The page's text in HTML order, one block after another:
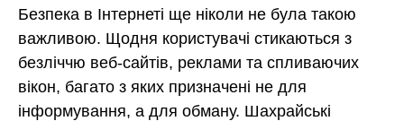
Безпека в Інтернеті ще ніколи не була такою
важливою. Щодня користувачі стикаються з
безліччю веб-сайтів, реклами та спливаючих
вікон, багато з яких призначені не для
інформування, а для обману. Шахрайські